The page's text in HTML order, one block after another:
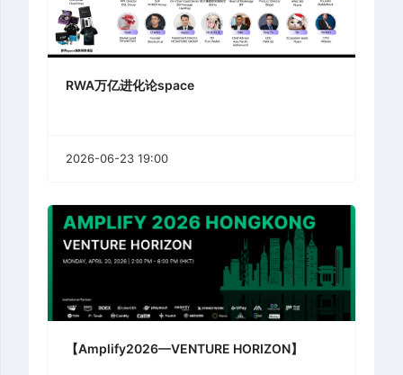
RWA万亿进化论space
2026-06-23 19:00
【Amplify2026—VENTURE HORIZON】